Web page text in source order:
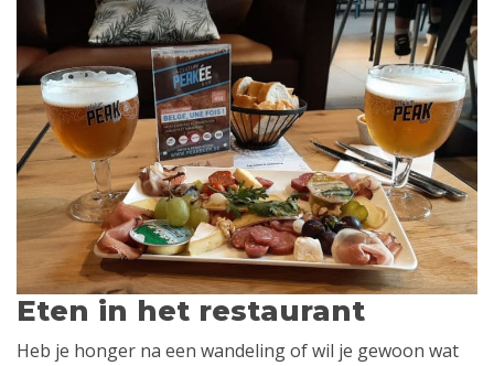
Eten in het restaurant
Heb je honger na een wandeling of wil je gewoon wat